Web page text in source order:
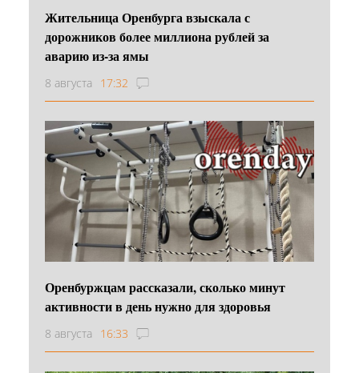
Жительница Оренбурга взыскала с
дорожников более миллиона рублей за
аварию из-за ямы
8 августа 17:32
Оренбуржцам рассказали, сколько минут
активности в день нужно для здоровья
8 августа 16:33